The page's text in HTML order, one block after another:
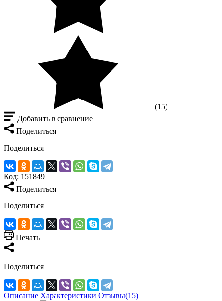
(15)
Добавить в сравнение
Поделиться
Поделиться
Код: 151849
Поделиться
Поделиться
Печать
Поделиться
Описание Характеристики Отзывы(15)